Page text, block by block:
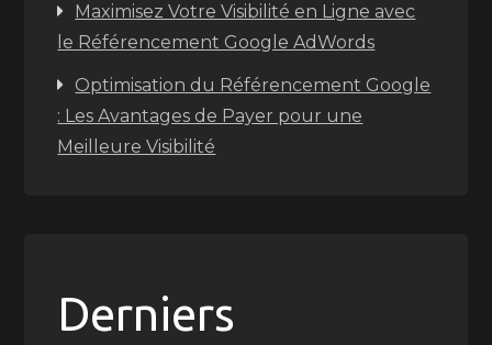
Maximisez Votre Visibilité en Ligne avec
le Référencement Google AdWords
Optimisation du Référencement Google
: Les Avantages de Payer pour une
Meilleure Visibilité
Derniers